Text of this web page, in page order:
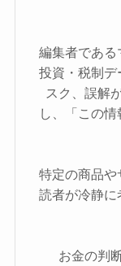
編集者である
投資・税制デ
スク、誤解
し、「この
特定の商品や
読者が冷静に
お金の判